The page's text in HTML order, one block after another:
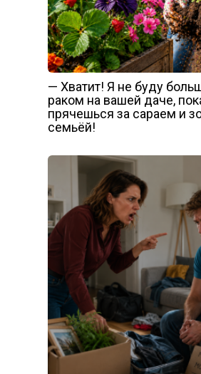
— Хватит! Я не буду
раком на вашей даче,
прячешься за сараем и
семьёй!